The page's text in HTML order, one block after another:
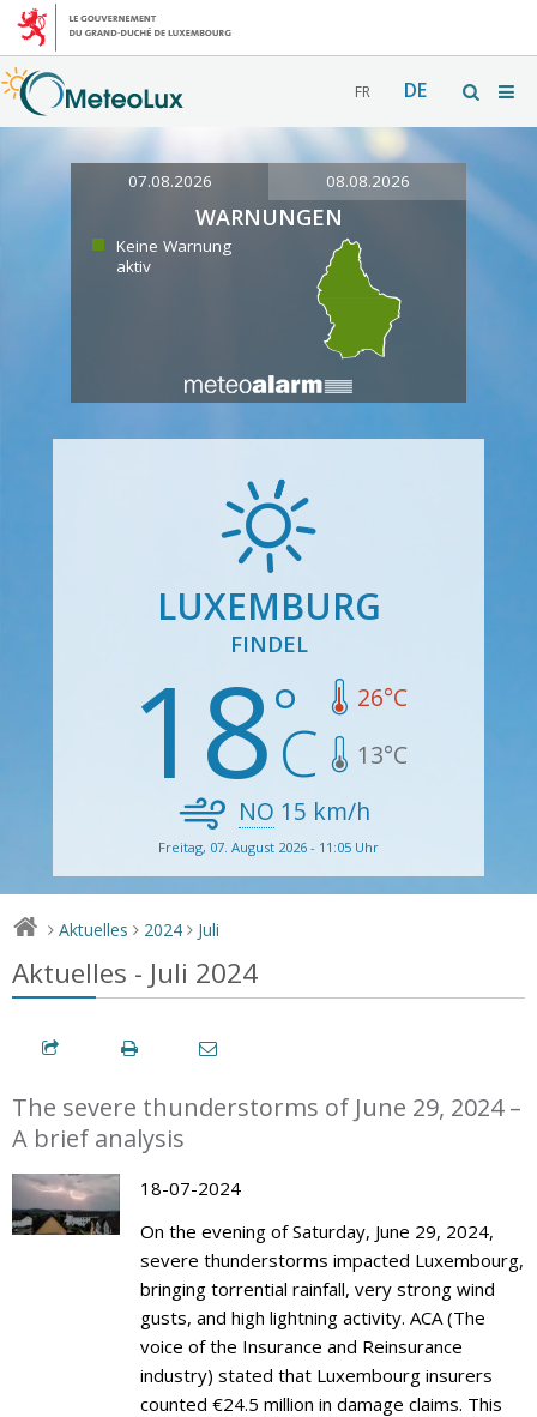
FR DE
07.08.2026 08.08.2026
WARNUNGEN
Keine Warnung
aktiv
LUXEMBURG
FINDEL
18 26°C
13°C
NO 15 km/h
Freitag, 07. August 2026 - 11:05 Uhr
> Aktuelles > 2024 > Juli
Aktuelles - Juli 2024
The severe thunderstorms of June 29, 2024 –
A brief analysis
18-07-2024
On the evening of Saturday, June 29, 2024,
severe thunderstorms impacted Luxembourg,
bringing torrential rainfall, very strong wind
gusts, and high lightning activity. ACA (The
voice of the Insurance and Reinsurance
industry) stated that Luxembourg insurers
counted €24.5 million in damage claims. This